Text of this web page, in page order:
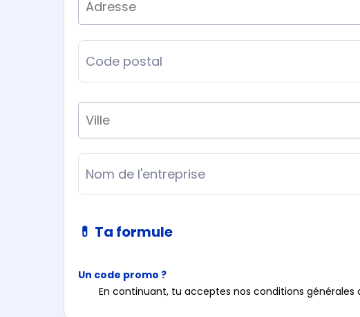
💊 Ta formule
Un code promo ?
En continuant, tu acceptesnos conditions générales